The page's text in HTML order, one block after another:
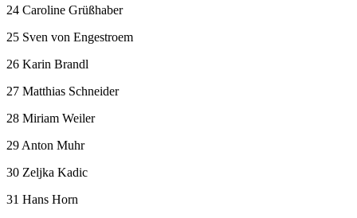
24 Caroline Grüßhaber
25 Sven von Engestroem
26 Karin Brandl
27 Matthias Schneider
28 Miriam Weiler
29 Anton Muhr
30 Zeljka Kadic
31 Hans Horn